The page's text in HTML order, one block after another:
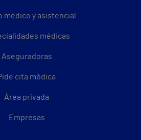
médico y asistencial
médicas
Aseguradoras
cita médica
Área privada
Empresas